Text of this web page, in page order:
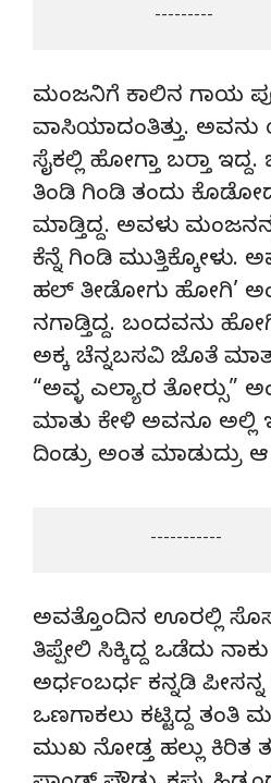
                       ---------
ಮಂಜನಿಗೆ ಕಾಲಿನ ಗಾಯ
ವಾಸಿಯಾದಂತಿತ್ತು.
ಸೈಕಲ್ಲಿ ಹೋಗ್ತಾ ಬರ‌್ತಾ
ತಿಂಡಿ ಗಿಂಡಿ ತಂದು
ಮಾಡ್ತಿದ್ದ. ಅವಳು
ಕೆನ್ನೆ ಗಿಂಡಿ ಮುತ್ತಿಕ್ಕೋಳು.
ಹಲ್ ತೀಡೋಗು ಹೋಗಿ’
ನಗಾಡ್ತಿದ್ದ. ಬಂದವನು
ಅಕ್ಕ ಚೆನ್ನಬಸವಿ ಜೊತೆ
“ಅವ್ಳ ಎಲ್ಯಾರ ತೋರ‌್ಸು”
ಮಾತು ಕೇಳಿ ಅವನೂ ಅಲ್ಲಿ
ದಿಂಡ್ರು ಅಂತ ಮಾಡುದ್ರು
                      -----------
ಅವತ್ತೊಂದಿನ ಊರಲ್ಲಿ
ತಿಪ್ಪೇಲಿ ಸಿಕ್ಕಿದ್ದ ಒಡೆದು
ಅರ್ಧಂಬರ್ಧ ಕನ್ನಡಿ
ಒಣಗಾಕಲು ಕಟ್ಟಿದ್ದ ತಂತಿ
ಮುಖ ನೋಡ್ತ ಹಲ್ಲು ಕಿರಿತ